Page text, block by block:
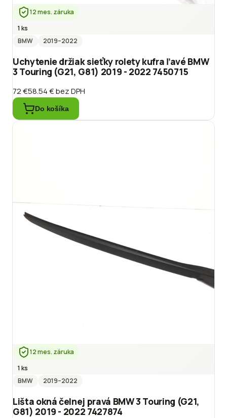
12 mes. záruka
1 ks
BMW
2019–2022
Uchytenie držiak sieťky rolety kufra ľavé BMW
3 Touring (G21, G81) 2019 - 2022 7450715
72 €58.54 €bez DPH
Do košíka
12 mes. záruka
1 ks
BMW
2019–2022
Lišta okná čelnej pravá BMW 3 Touring (G21,
G81) 2019 - 2022 7427874